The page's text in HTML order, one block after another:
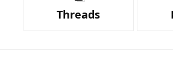
Threads